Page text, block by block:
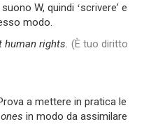
W, quindi ʻscrivereʼ e
modo.
human rights. (È tuo diritto
a mettere in pratica le
in modo da assimilare